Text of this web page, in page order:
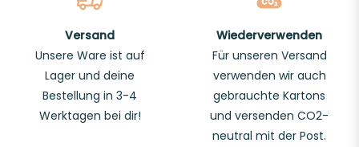
Versand
Unsere Ware ist auf
Lager und deine
Bestellung in 3-4
Werktagen bei dir!
Wiederverwenden
Für unseren Versand
verwenden wir auch
gebrauchte Kartons
und versenden CO2-
neutral mit der Post.